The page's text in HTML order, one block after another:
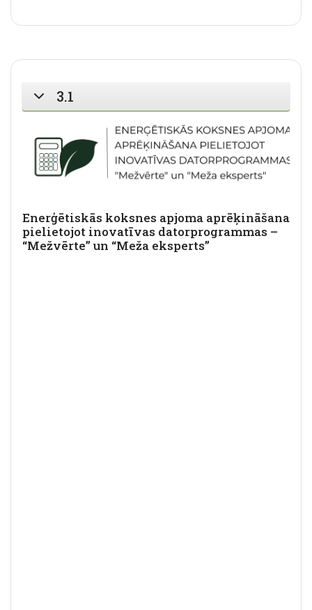
SAVĒRST
3.1
Enerģētiskās koksnes apjoma aprēķināšana
pielietojot inovatīvas datorprogrammas –
“Mežvērte” un “Meža eksperts”